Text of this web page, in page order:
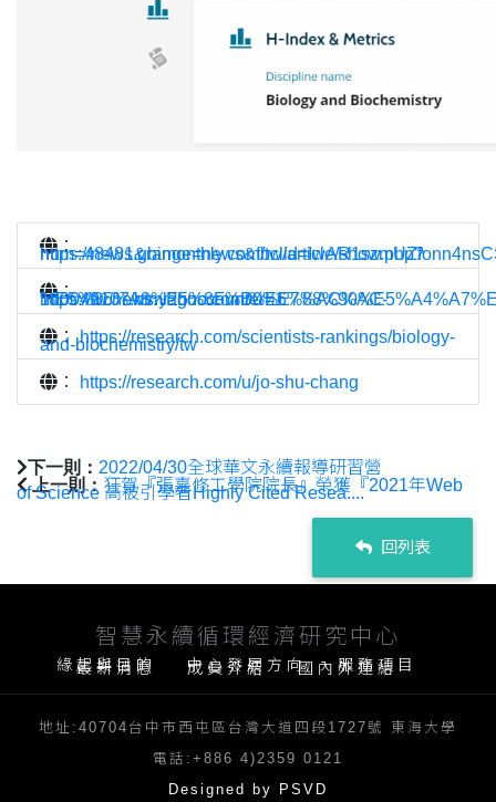
：
https://news.gbimonthly.com/tw/article/
：
https://tw.news.yahoo.com/%E6%88%90%E5%A4%A7%E5%8C%96%E5%B7%A5%E7%B3%BB%E6%95%99%E6%8E%88%E5%BC%B5%E5%98%89%E4%BF%AE-%E5%85%A8%E5%8F%B0%E7%AC%AC-160049107.html?guccounter=1
：https://research.com/scientists-rankings/biology-
and-biochemistry/tw
：
https://research.com/u/jo-shu-chang
下一則： 2022/04/30全球華文永續報導研習營
上一則： 狂賀『張嘉修工學院院長』榮獲『2021年Web
of Science 高被引學者Highly Cited Resea....
回列表
智慧永續循環經濟研究中心
緣起與目的 中心發展方向 服務項目
最新消息 成員介紹 國內外連結
地址:40704台中市西屯區台灣大道四段1727號 東海大學
電話:+886 4)2359 0121
Designed by PSVD